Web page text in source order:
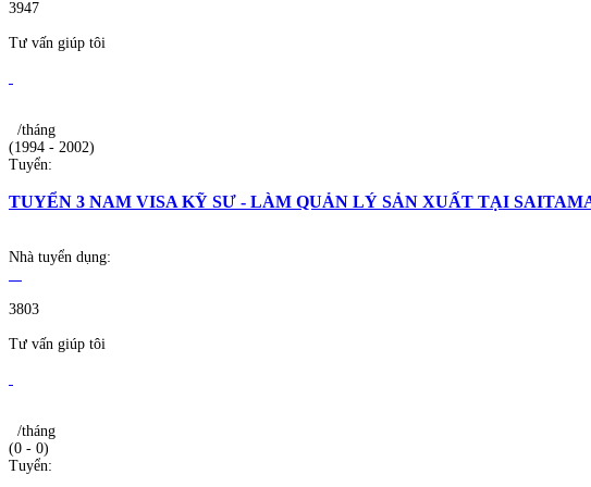
3947
Tư vấn giúp tôi
/tháng
(1994 - 2002)
Tuyển:
TUYỂN 3 NAM VISA KỸ SƯ - LÀM QUẢN LÝ SẢN XUẤT TẠI
Nhà tuyển dụng:
3803
Tư vấn giúp tôi
/tháng
(0 - 0)
Tuyển: